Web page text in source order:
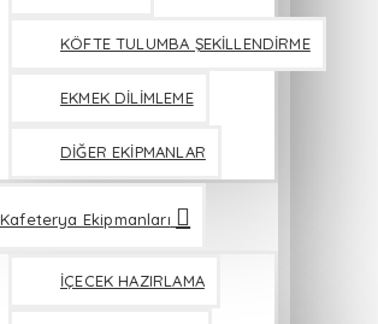
KÖFTE TULUMBA ŞEKİLLENDİRME
EKMEK DİLİMLEME
DİĞER EKİPMANLAR
Kafeterya Ekipmanları
İÇECEK HAZIRLAMA